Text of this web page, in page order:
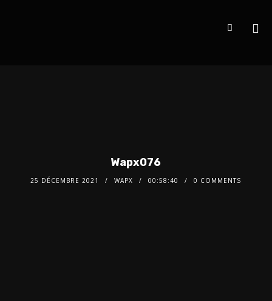
Wapx076
25 DÉCEMBRE 2021 WAPX 00:58:40 0 COMMENTS